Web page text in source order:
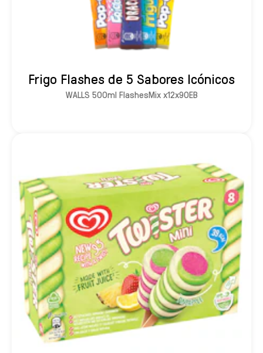
Frigo Flashes de 5 Sabores Icónicos
WALLS 500ml FlashesMix x12x90EB